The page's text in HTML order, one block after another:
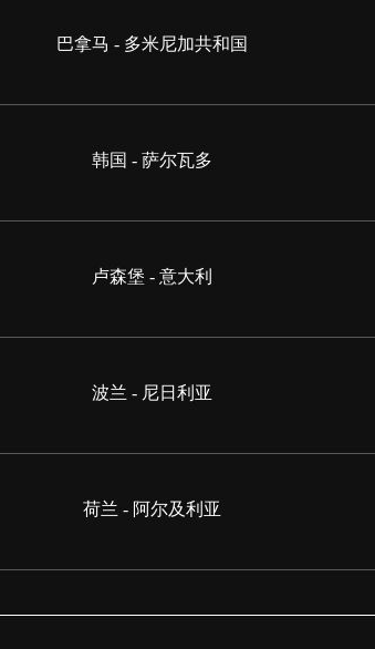
巴拿马 - 多米尼加共和国
韩国 - 萨尔瓦多
卢森堡 - 意大利
波兰 - 尼日利亚
荷兰 - 阿尔及利亚